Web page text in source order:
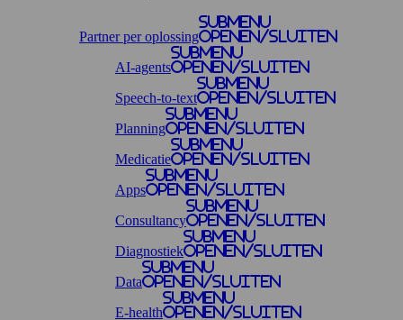
Partner per oplossing
Submenu
openen/sluiten
AI-agents
Submenu
openen/sluiten
Speech-to-text
Submenu
openen/sluiten
Planning
Submenu
openen/sluiten
Medicatie
Submenu
openen/sluiten
Apps
Submenu
openen/sluiten
Consultancy
Submenu
openen/sluiten
Diagnostiek
Submenu
openen/sluiten
Data
Submenu
openen/sluiten
E-health
Submenu
openen/sluiten